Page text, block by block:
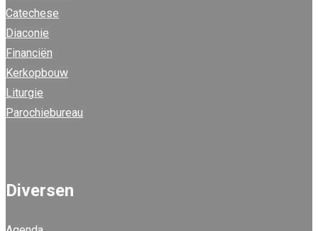
Catechese
Diaconie
Financiën
Kerkopbouw
Liturgie
Parochiebureau
Diversen